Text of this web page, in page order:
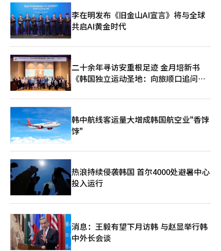
李在明发布《旧金山AI宣言》将与全球
共启AI黄金时代
二十余年寻访安重根足迹 金月培新书
《韩国独立运动圣地：向旅顺口追问历
韩中航线客运量大增成韩国航空业"香饽
饽"
热浪持续侵袭韩国 首尔4000处避暑中心
投入运行
消息：王毅有望下月访韩 与赵显举行韩
中外长会谈